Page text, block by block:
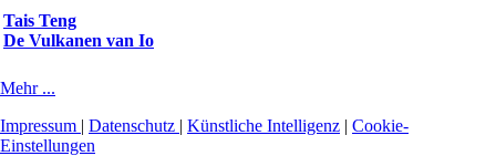
Tais Teng
De Vulkanen van Io
Mehr ...
Impressum | Datenschutz | Künstliche Intelligenz | Cookie-
Einstellungen